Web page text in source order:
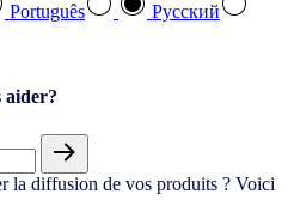
Português
Pусский
aider?